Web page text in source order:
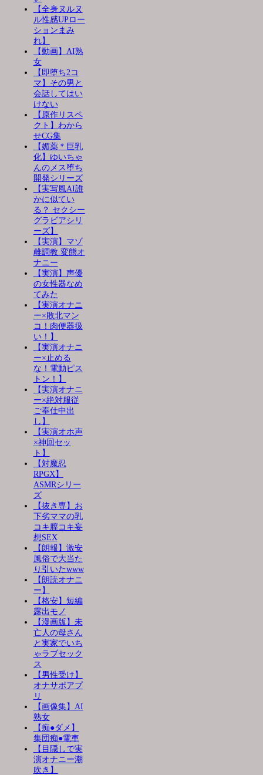
【全身ヌルヌ
ル性感UPロー
ションまみ
れ】
【動画】AI熟
女
【即堕ち2コ
マ】その男と
会話してはい
けない
【原作リスペ
クト】わから
せCG集
【媚薬＊巨乳
化】ゆいちゃ
んのメス堕ち
開発シリーズ
【実写風AI誰
かに似てい
る？ セクシー
グラビアシリ
ーズ】
【実演】マゾ
雌調教 変態オ
ナニー
【実演】声優
の女性器なめ
てみた
【実演オナニ
ー×敗北マン
コ！肉便器扱
い！】
【実演オナニ
ー×止める
な！電動ピス
トン！】
【実演オナニ
ー×絶対服従
ご奉仕中出
し】
【実演オホ声
×神回セッ
ト】
【対魔忍
RPGX】
ASMRシリー
ズ
【抜き専】お
下劣ママの乳
コキ膣コキ妄
想SEX
【朗報】激安
風俗で大当た
り引いたwww
【朗読オナニ
ー】
【格安】短編
露出モノ
【漫画版】未
亡人の母さん
と実家でいち
ゃラブセック
ス
【男性受け】
オナサポアプ
リ
【画像集】AI
熟女
【痴●ダメ】
集団痴●電車
【目隠しで実
演オナニー潮
吹き】